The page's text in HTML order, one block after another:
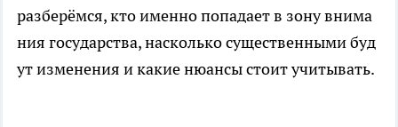
разберёмся, кто именно попадает в зону внима
ния государства, насколько существенными буд
ут изменения и какие нюансы стоит учитывать.